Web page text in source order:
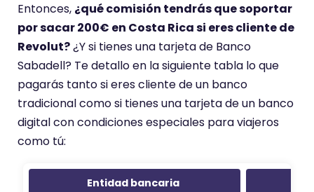
a
p
u
n
t
u
a
i
Entonces, ¿qué comisión tendrás que soportar
por sacar 200€ en Costa Rica si eres cliente de
Revolut?¿Y si tienes una tarjeta de Banco
Sabadell? Te detallo en la siguiente tabla lo que
pagarás tanto si eres cliente de un banco
tradicional como si tienes una tarjeta de un banco
digital con condiciones especiales para viajeros
como tú:
Entidad bancaria